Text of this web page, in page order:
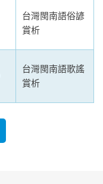
台灣閩南語俗諺
賞析
台灣閩南語歌謠
賞析